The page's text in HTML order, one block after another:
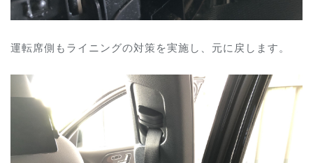
運転席側もライニングの対策を実施し、元に戻します。